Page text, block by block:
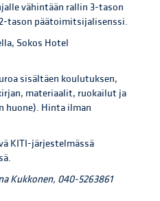
vähintään rallin 3-tason
tason päätoimitsijalisenssi.
Sokos Hotel
sisältäen koulutuksen,
materiaalit, ruokailut ja
huone). Hinta ilman
KITI-järjestelmässä
Kukkonen, 040-5263861